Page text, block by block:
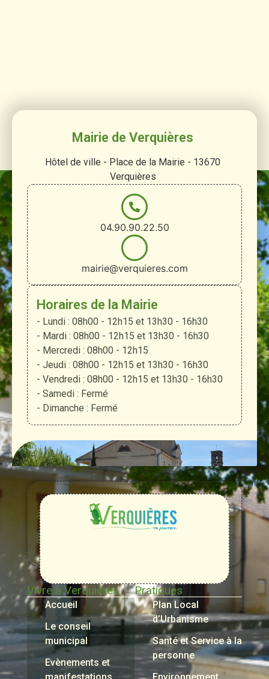
Mairie de Verquières
Hôtel de ville - Place de la Mairie - 13670
Verquières
04.90.90.22.50
mairie@verquieres.com
Horaires de la Mairie
- Lundi : 08h00 - 12h15 et 13h30 - 16h30
- Mardi : 08h00 - 12h15 et 13h30 - 16h30
- Mercredi : 08h00 - 12h15
- Jeudi : 08h00 - 12h15 et 13h30 - 16h30
- Vendredi : 08h00 - 12h15 et 13h30 - 16h30
- Samedi : Fermé
- Dimanche : Fermé
Entre
Rhône,
Alpilles
et
Durance
Vivre à Verquières
Accueil
Le conseil
municipal
Evènements et
Pratiques
Plan Local
d’Urbanisme
Santé et Service à la
personne